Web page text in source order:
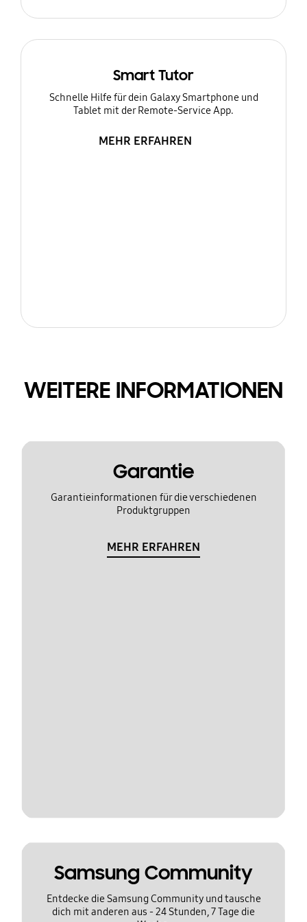
Smart Tutor
Schnelle Hilfe für dein Galaxy Smartphone und
Tablet mit der Remote-Service App.
MEHR ERFAHREN
WEITERE INFORMATIONEN
Garantie
Garantieinformationen für die verschiedenen
Produktgruppen
MEHR ERFAHREN
Samsung Community
Entdecke die Samsung Community und tausche
dich mit anderen aus - 24 Stunden, 7 Tage die